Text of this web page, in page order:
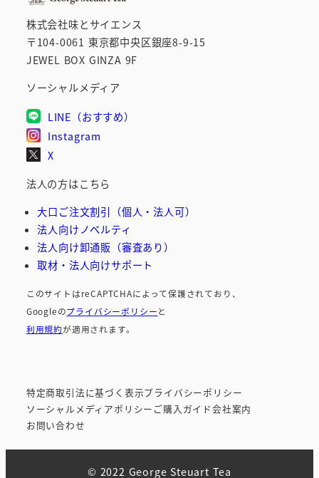
株式会社味とサイエンス
〒104-0061 東京都中央区銀座8-9-15
JEWEL BOX GINZA 9F
ソーシャルメディア
LINE（おすすめ）
Instagram
X
法人の方はこちら
大口ご注文割引（個人・法人可）
法人向けノベルティ
法人向け卸通販（審査あり）
取材・法人向けサポート
このサイトはreCAPTCHAによって保護されており、
Googleのプライバシーポリシーと
利用規約が適用されます。
特定商取引法に基づく表示プライバシーポリシー
ソーシャルメディアポリシー ご購入ガイド会社案内
お問い合わせ
© 2022 George Steuart Tea